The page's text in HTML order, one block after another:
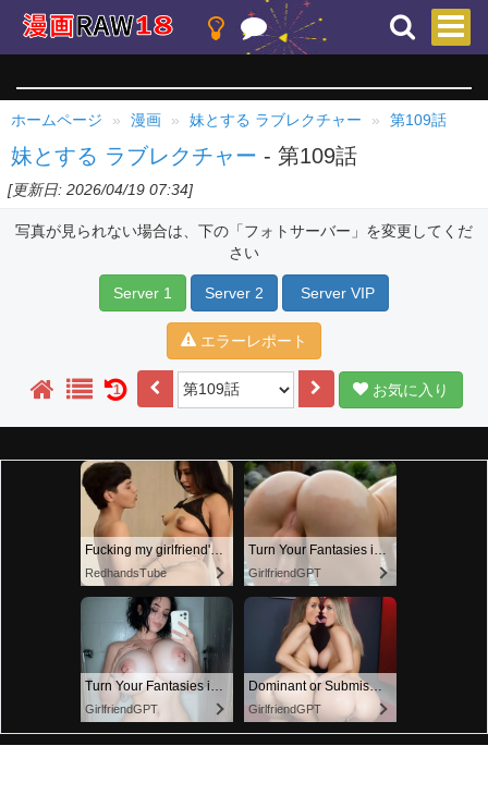
ホームページ 漫画 妹とする ラブレクチャー 第109話
妹とする ラブレクチャー - 第109話
[更新日: 2026/04/19 07:34]
写真が見られない場合は、下の「フォトサーバー」を変更してくだ
さい
Server 1 Server 2 Server VIP
エラーレポート
1 お気に入り